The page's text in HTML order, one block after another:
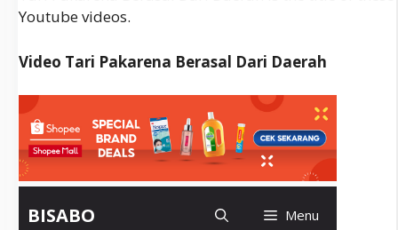
Youtube videos.
Video Tari Pakarena Berasal Dari Daerah